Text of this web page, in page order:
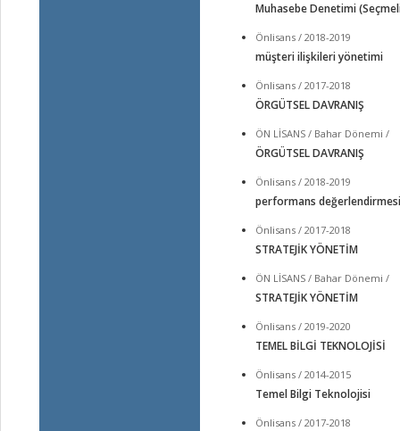
Muhasebe Denetimi
Önlisans / 2018-2019
müşteri ilişkileri yönetimi
Önlisans / 2017-2018
ÖRGÜTSEL DAVRANIŞ
ÖN LİSANS / Bahar Dönemi /
ÖRGÜTSEL DAVRANIŞ
Önlisans / 2018-2019
performans
Önlisans / 2017-2018
STRATEJİK YÖNETİM
ÖN LİSANS / Bahar Dönemi /
STRATEJİK YÖNETİM
Önlisans / 2019-2020
TEMEL BİLGİ TEKNOLOJİSİ
Önlisans / 2014-2015
Temel Bilgi Teknolojisi
Önlisans / 2017-2018